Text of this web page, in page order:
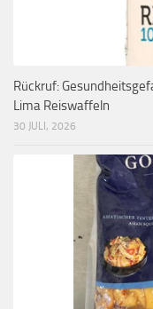
Rückruf:
Lima Reiswaffeln
30 JULI, 2026